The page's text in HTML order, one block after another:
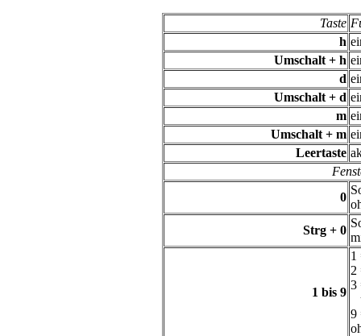
Taste
h
Umschalt + h
d
Umschalt + d
m
Umschalt + m
Leertaste
0
Strg + 0
1 bis 9
1
2
3
9